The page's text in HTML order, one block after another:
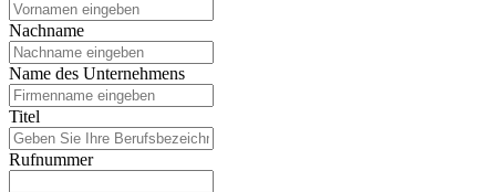
Nachname
Name des Unternehmens
Titel
Rufnummer